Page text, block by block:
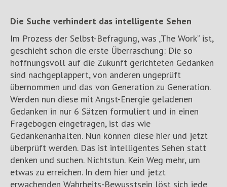
Die Suche verhindert das intelligente Sehen
Im Prozess der Selbst-Befragung, was „The Work“ ist,
geschieht schon die erste Überraschung: Die so
hoffnungsvoll auf die Zukunft gerichteten Gedanken
sind nachgeplappert, von anderen ungeprüft
übernommen und das von Generation zu Generation.
Werden nun diese mit Angst-Energie geladenen
Gedanken in nur 6 Sätzen formuliert und in einen
Fragebogen eingetragen, ist das wie
Gedankenanhalten. Nun können diese hier und jetzt
überprüft werden. Das ist intelligentes Sehen statt
denken und suchen. Nichtstun. Kein Weg mehr, um
etwas zu erreichen. In dem hier und jetzt
erwachenden Wahrheits-Bewusstsein löst sich jede